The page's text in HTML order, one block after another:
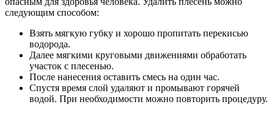
следующим способом:
Взять мягкую губку и хорошо пропитать перекисью
водорода.
Далее мягкими круговыми движениями обработать
участок с плесенью.
После нанесения оставить смесь на один час.
Спустя время слой удаляют и промывают горячей
водой. При необходимости можно повторить процедуру.